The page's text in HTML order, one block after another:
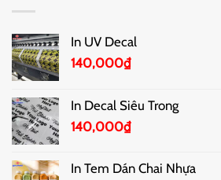
In UV Decal
140,000₫
In Decal Siêu Trong
140,000₫
In Tem Dán Chai Nhựa